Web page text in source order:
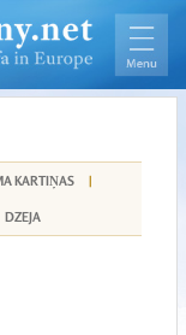
KARTIŅAS |
DZEJA